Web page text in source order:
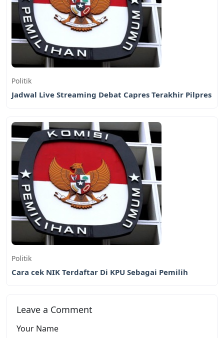
Politik
Jadwal Live Streaming Debat Capres Terakhir Pilpres
Politik
Cara cek NIK Terdaftar Di KPU Sebagai Pemilih
Leave a Comment
Your Name